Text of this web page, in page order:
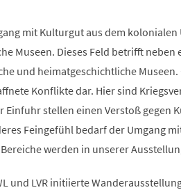
mit Kulturgut aus dem
Museen. Dieses Feld betrifft neben
und heimatgeschichtliche
Konflikte dar. Hier sind
Einfuhr stellen einen Verstoß gegen
Feingefühl bedarf der Umgang
werden in unserer
und LVR initiierte